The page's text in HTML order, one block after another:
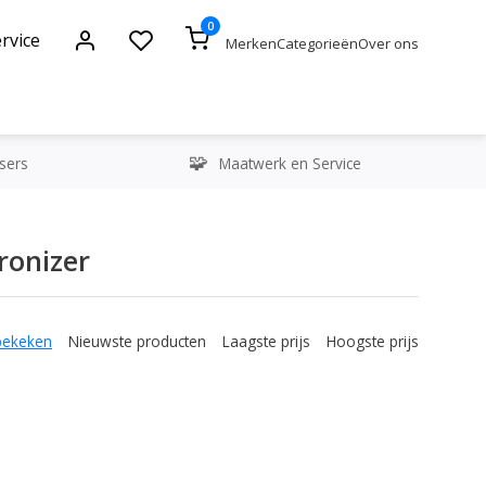
0
MerkenCategorieënOver ons
Maatwerk en Service
Nieuwste producten Laagste prijs Hoogste prijs